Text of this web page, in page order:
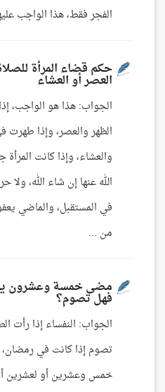
الفجر فقط، هذا الواجب
حكم قضاء المرأة
العصر أو العشاء
الجواب: هذا هو الواجب،
الظهر والعصر، وإذا طهرت
والعشاء، وإذا كانت
الله عنها إن شاء الله،
من ...
مضى خمسة وعشرون
فهل تصوم؟
الجواب: النفساء إذا رأت
تصوم إذا كانت في
خمس وعشرين أو لعشرين